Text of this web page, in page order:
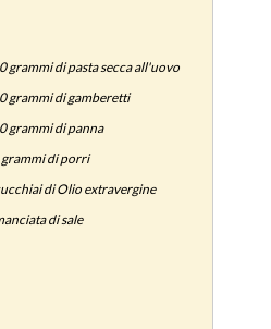
grammi di pasta secca all'uovo
grammi di gamberetti
grammi di panna
di porri
di Olio extravergine
di sale